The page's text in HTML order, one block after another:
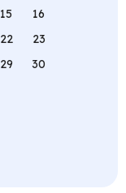
15
16
22
23
29
30